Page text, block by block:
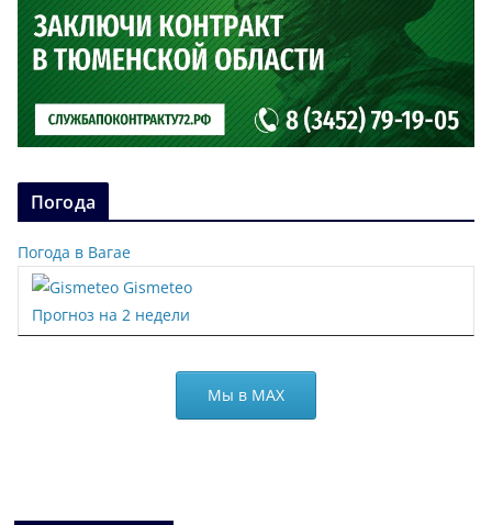
Погода
Погода в Вагае
Gismeteo
Прогноз на 2 недели
Мы в МАХ